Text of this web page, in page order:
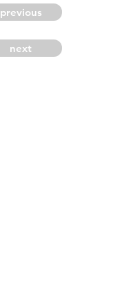
M
previous
next